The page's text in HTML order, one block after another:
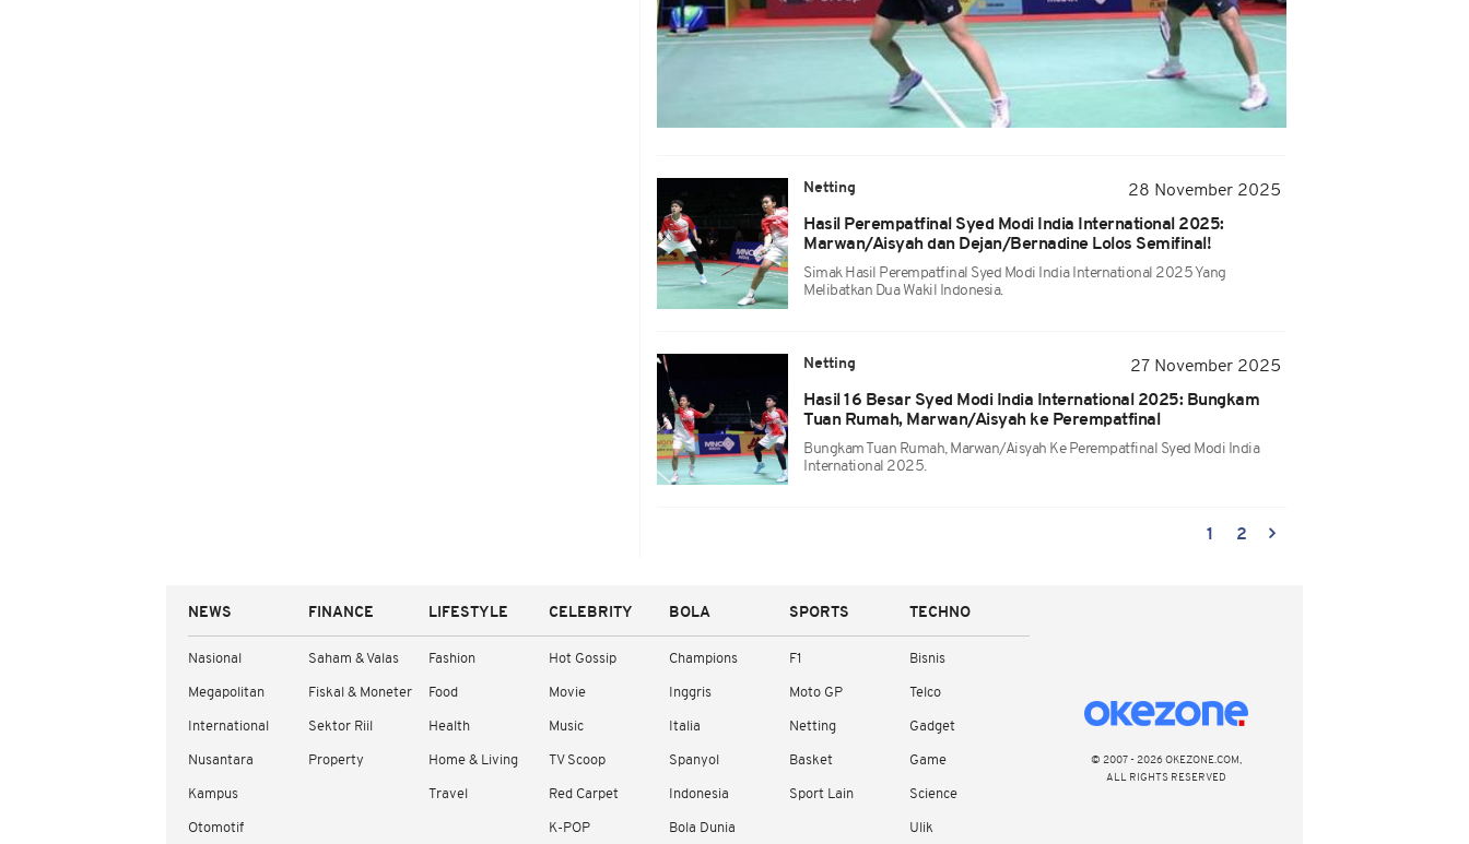
Netting
28 November 2025
Hasil Perempatfinal Syed Modi India International 2025:
Marwan/Aisyah dan Dejan/Bernadine Lolos Semifinal!
Simak Hasil Perempatfinal Syed Modi India International 2025 Yang
Melibatkan Dua Wakil Indonesia.
Netting
27 November 2025
Hasil 16 Besar Syed Modi India International 2025: Bungkam
Tuan Rumah, Marwan/Aisyah ke Perempatfinal
Bungkam Tuan Rumah, Marwan/Aisyah Ke Perempatfinal Syed Modi India
International 2025.
1 2
NEWS
Nasional
Megapolitan
International
Nusantara
Kampus
Otomotif
FINANCE
Saham & Valas
Fiskal & Moneter
Sektor Riil
Property
LIFESTYLE
Fashion
Food
Health
Home & Living
Travel
CELEBRITY
Hot Gossip
Movie
Music
TV Scoop
Red Carpet
K-POP
BOLA
Champions
Inggris
Italia
Spanyol
Indonesia
Bola Dunia
SPORTS
F1
Moto GP
Netting
Basket
Sport Lain
TECHNO
Bisnis
Telco
Gadget
Game
Science
Ulik
© 2007 - 2026 OKEZONE.COM,
ALL RIGHTS RESERVED